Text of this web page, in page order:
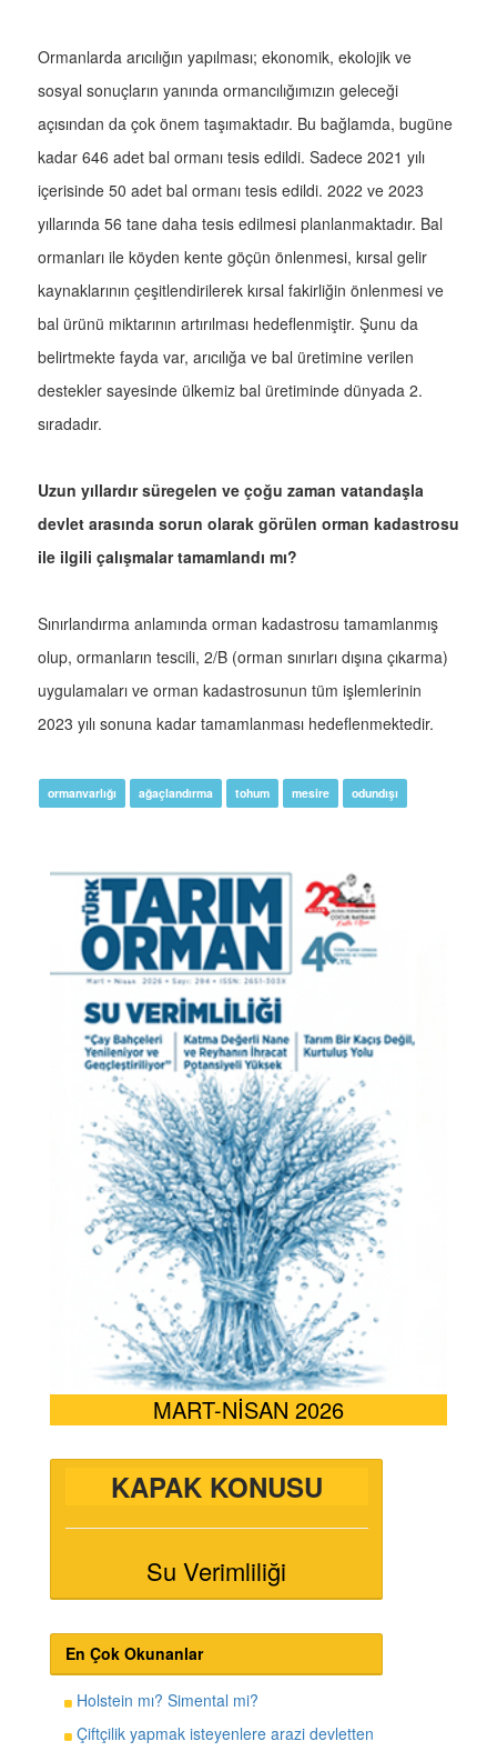
Ormanlarda arıcılığın yapılması; ekonomik, ekolojik ve
sosyal sonuçların yanında ormancılığımızın geleceği
açısından da çok önem taşımaktadır. Bu bağlamda, bugüne
kadar 646 adet bal ormanı tesis edildi. Sadece 2021 yılı
içerisinde 50 adet bal ormanı tesis edildi. 2022 ve 2023
yıllarında 56 tane daha tesis edilmesi planlanmaktadır. Bal
ormanları ile köyden kente göçün önlenmesi, kırsal gelir
kaynaklarının çeşitlendirilerek kırsal fakirliğin önlenmesi ve
bal ürünü miktarının artırılması hedeflenmiştir. Şunu da
belirtmekte fayda var, arıcılığa ve bal üretimine verilen
destekler sayesinde ülkemiz bal üretiminde dünyada 2.
sıradadır.
Uzun yıllardır süregelen ve çoğu zaman vatandaşla
devlet arasında sorun olarak görülen orman kadastrosu
ile ilgili çalışmalar tamamlandı mı?
Sınırlandırma anlamında orman kadastrosu tamamlanmış
olup, ormanların tescili, 2/B (orman sınırları dışına çıkarma)
uygulamaları ve orman kadastrosunun tüm işlemlerinin
2023 yılı sonuna kadar tamamlanması hedeflenmektedir.
ormanvarlığı ağaçlandırma tohum mesire odundışı
MART-NİSAN 2026
KAPAK KONUSU
Su Verimliliği
En Çok Okunanlar
Holstein mı? Simental mi?
Çiftçilik yapmak isteyenlere arazi devletten